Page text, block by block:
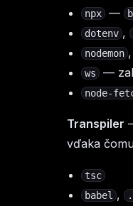
npx
—
dotenv ,
nodemon ,
ws —
node-
Transpiler
vďaka
tsc
babel ,